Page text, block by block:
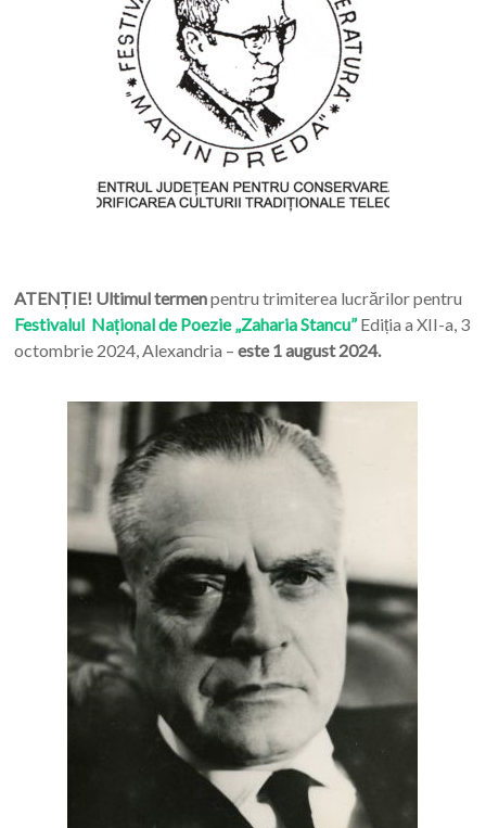
ATENȚIE! Ultimul termenpentru trimiterea lucrărilor pentru
Festivalul Național de Poezie „Zaharia Stancu”Ediția a XII-a, 3
octombrie 2024, Alexandria – este 1 august 2024.